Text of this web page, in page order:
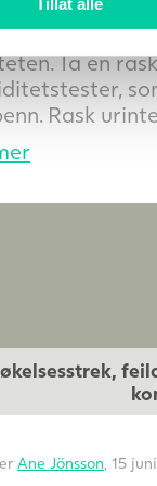
Tillat alle
til
å betale,
Ta en
Rask
Ane Jönsson , 15